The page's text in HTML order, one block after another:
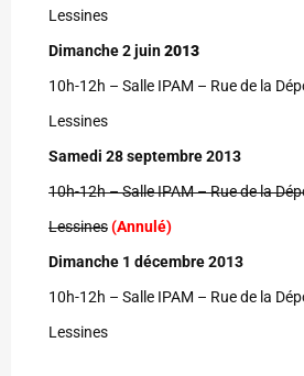
Lessines
Dimanche 2 juin2013
10h-12h – Salle IPAM – Rue de la
Lessines
Samedi 28 septembre 2013
10h-12h – Salle IPAM – Rue de la
Lessines(Annulé)
Dimanche 1 décembre 2013
10h-12h – Salle IPAM – Rue de la
Lessines